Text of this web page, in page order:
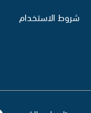
شروط الاستخدام